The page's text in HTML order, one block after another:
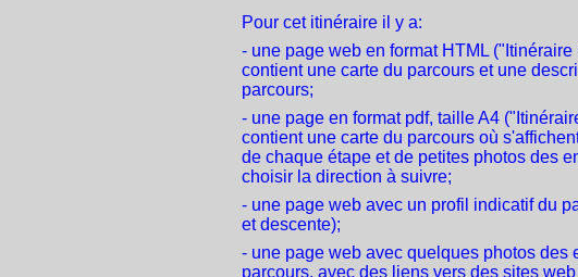
Pour cet itinéraire il y a:
- une page web en format HTML ("Itinéraire
contient une carte du parcours et une
parcours;
- une page en format pdf, taille A4
contient une carte du parcours où
de chaque étape et de petites photos des
choisir la direction à suivre;
- une page web avec un profil indicatif du
et descente);
- une page web avec quelques photos des
parcours, avec des liens vers des sites